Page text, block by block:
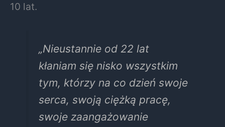
10 lat.
„Nieustannie od 22 lat
kłaniam się nisko wszystkim
tym, którzy na co dzień swoje
serca, swoją ciężką pracę,
swoje zaangażowanie